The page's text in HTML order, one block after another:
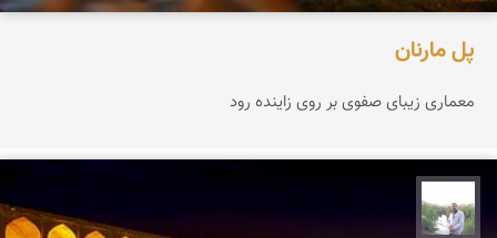
پل مارنان
معماری زیبای صفوی بر روی زاینده رود